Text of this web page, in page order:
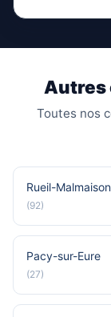
Autres
Toutes nos
Rueil-Malmaison
(92)
Pacy-sur-Eure
(27)